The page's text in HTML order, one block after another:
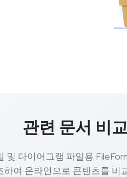
관련 문서 비
및 다이어그램 파일용
하여 온라인으로 콘텐츠를 비